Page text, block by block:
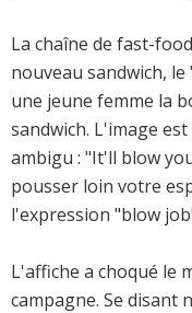
La chaîne de fast-
nouveau sandwich,
une jeune femme la
sandwich. L'image
ambigu : "It'll blow
pousser loin votre
l'expression "blow
L'affiche a choqué le
campagne. Se disant